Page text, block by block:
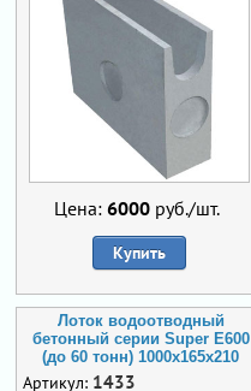
Цена: 6000руб./шт.
Купить
Лоток водоотводный
бетонный серии Super Е600
(до 60 тонн) 1000x165x210
Артикул: 1433